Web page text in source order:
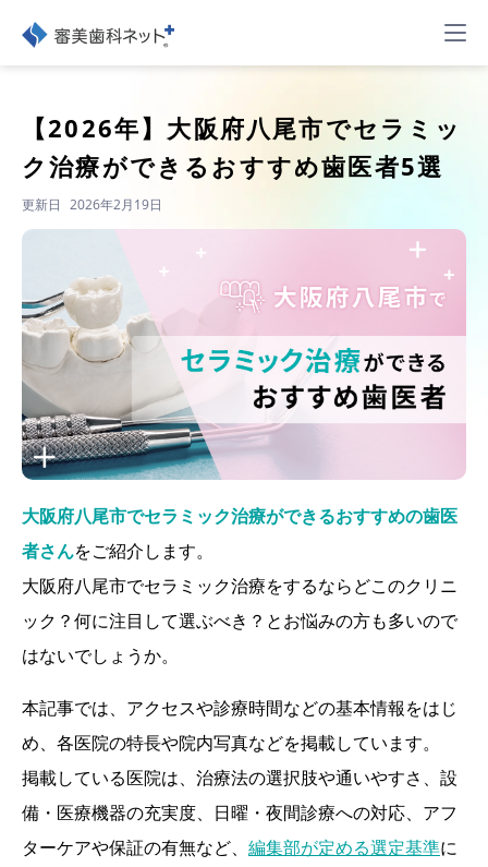
【2026年】 大阪府八尾市でセラミッ
ク治療ができるおすすめ歯医者5選
更新日 2026年2月19日
大阪府八尾市でセラミック治療ができるおすすめの歯医
者さんをご紹介します。
大阪府八尾市でセラミック治療をするならどこのクリニ
ック？何に注目して選ぶべき？とお悩みの方も多いので
はないでしょうか。
本記事では、アクセスや診療時間などの基本情報をはじ
め、各医院の特長や院内写真などを掲載しています。
掲載している医院は、治療法の選択肢や通いやすさ、設
備・医療機器の充実度、日曜・夜間診療への対応、アフ
ターケアや保証の有無など、 編集部が定める選定基準に